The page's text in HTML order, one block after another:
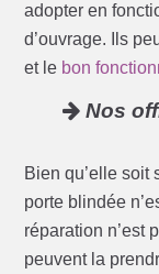
adopter en
d’ouvrage. Ils
et le bon
Nos
Bien qu’elle soit
porte blindée
réparation n’est
peuvent la